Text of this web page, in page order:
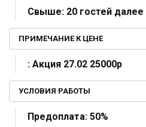
Свыше: 20 гостей
ПРИМЕЧАНИЕ К ЦЕНЕ
: Акция 27.02 25000р
УСЛОВИЯ РАБОТЫ
Предоплата: 50%